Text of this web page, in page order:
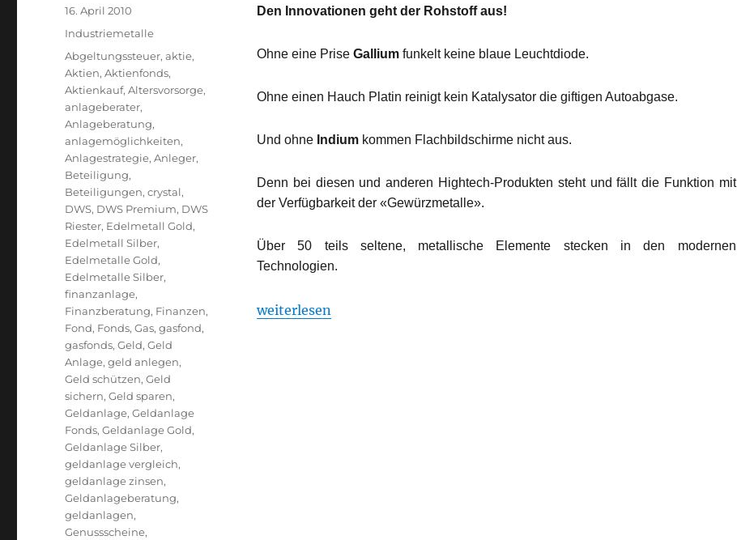
Den Innovationen geht der Rohstoff aus!
Ohne eine Prise Gallium funkelt keine blaue Leuchtdiode.
Ohne einen Hauch Platin reinigt kein Katalysator die giftigen Autoabgase.
Und ohne Indium kommen Flachbildschirme nicht aus.
Denn bei diesen und anderen Hightech-Produkten steht und fällt die Funktion mit
der Verfügbarkeit der «Gewürzmetalle».
Über 50 teils seltene, metallische Elemente stecken in den modernen
Technologien.
„Den Innovationen geht der Rohstoff aus“
weiterlesen
Veröffentlicht
am
16. April 2010
Kategorien
Industriemetalle
Schlagwörter
Abgeltungssteuer,aktie,
Aktien,Aktienfonds,
Aktienkauf,Altersvorsorge,
anlageberater,
Anlageberatung,
anlagemöglichkeiten,
Anlagestrategie,Anleger,
Beteiligung,
Beteiligungen,crystal,
DWS, DWS Premium, DWS
Riester, Edelmetall Gold,
Edelmetall Silber,
Edelmetalle Gold,
Edelmetalle Silber,
finanzanlage,
Finanzberatung, Finanzen,
Fond, Fonds,Gas,gasfond,
gasfonds,Geld,Geld
Anlage,geld anlegen,
Geld schützen,Geld
sichern,Geld sparen,
Geldanlage,Geldanlage
Fonds,Geldanlage Gold,
Geldanlage Silber,
geldanlage vergleich,
geldanlage zinsen,
Geldanlageberatung,
geldanlagen,
Genussscheine,